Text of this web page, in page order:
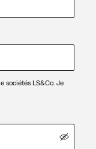
sociétés LS&Co. Je